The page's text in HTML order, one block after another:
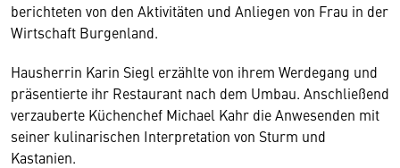
berichteten von den Aktivitäten und Anliegen von Frau in der
Wirtschaft Burgenland.
Hausherrin Karin Siegl erzählte von ihrem Werdegang und
präsentierte ihr Restaurant nach dem Umbau. Anschließend
verzauberte Küchenchef Michael Kahr die Anwesenden mit
seiner kulinarischen Interpretation von Sturm und
Kastanien.